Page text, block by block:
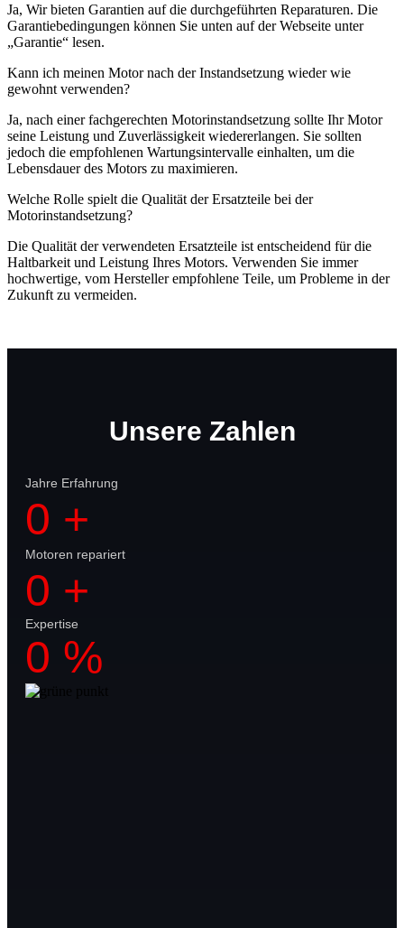
Ja, Wir bieten Garantien auf die durchgeführten Reparaturen. Die
Garantiebedingungen können Sie unten auf der Webseite unter
„Garantie“ lesen.
Kann ich meinen Motor nach der Instandsetzung wieder wie
gewohnt verwenden?
Ja, nach einer fachgerechten Motorinstandsetzung sollte Ihr Motor
seine Leistung und Zuverlässigkeit wiedererlangen. Sie sollten
jedoch die empfohlenen Wartungsintervalle einhalten, um die
Lebensdauer des Motors zu maximieren.
Welche Rolle spielt die Qualität der Ersatzteile bei der
Motorinstandsetzung?
Die Qualität der verwendeten Ersatzteile ist entscheidend für die
Haltbarkeit und Leistung Ihres Motors. Verwenden Sie immer
hochwertige, vom Hersteller empfohlene Teile, um Probleme in der
Zukunft zu vermeiden.
Unsere Zahlen
Jahre Erfahrung
0 +
Motoren repariert
0 +
Expertise
0 %